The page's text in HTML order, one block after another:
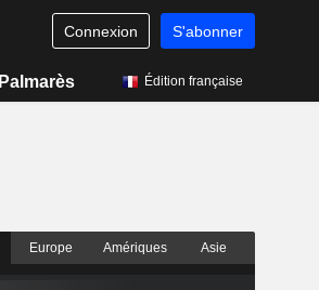
Connexion S'abonner
Palmarès Édition française
Europe Amériques Asie